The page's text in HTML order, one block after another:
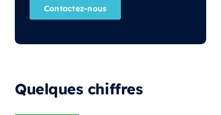
Contactez-nous
Quelques chiffres